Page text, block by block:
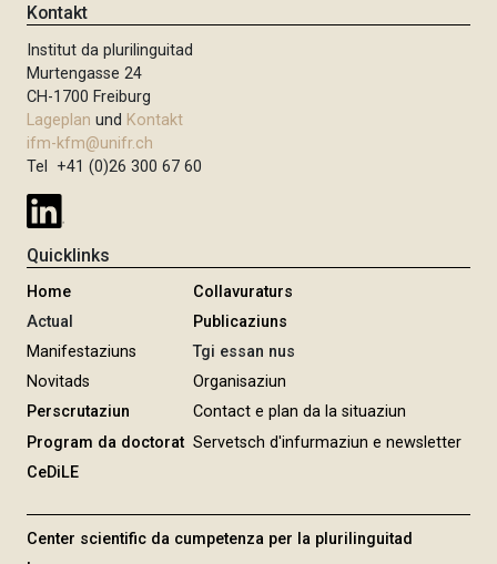
o
e
M
o
e
n
n
u
m
m
e
r
i
e
u
n
g
Kontakt
Institut da plurilinguitad
Murtengasse 24
CH-1700 Freiburg
Lageplan und Kontakt
ifm-kfm@unifr.ch
Tel +41 (0)26 300 67 60
Quicklinks
Home
Actual
Manifestaziuns
Novitads
Perscrutaziun
Program da doctorat
CeDiLE
Collavuraturs
Publicaziuns
Tgi essan nus
Organisaziun
Contact e plan da la situaziun
Servetsch d'infurmaziun e newsletter
Center scientific da cumpetenza per la plurilinguitad